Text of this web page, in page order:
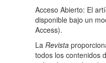
Acceso Abierto: El
disponible bajo un
Access).
La Revista
todos los contenidos